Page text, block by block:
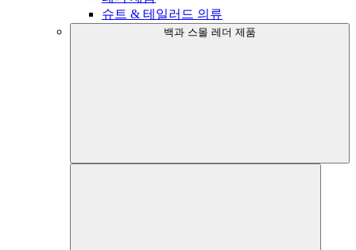
슈트 & 테일러드 의류
백과 스몰 레더 제품